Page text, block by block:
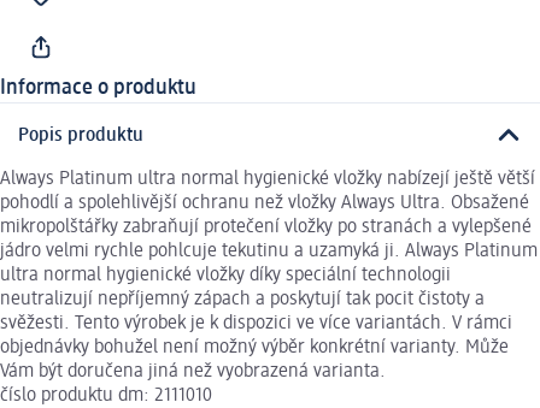
Informace o produktu
Popis produktu
Always Platinum ultra normal hygienické vložky nabízejí ještě větší
pohodlí a spolehlivější ochranu než vložky Always Ultra. Obsažené
mikropolštářky zabraňují protečení vložky po stranách a vylepšené
jádro velmi rychle pohlcuje tekutinu a uzamyká ji. Always Platinum
ultra normal hygienické vložky díky speciální technologii
neutralizují nepříjemný zápach a poskytují tak pocit čistoty a
svěžesti. Tento výrobek je k dispozici ve více variantách. V rámci
objednávky bohužel není možný výběr konkrétní varianty. Může
Vám být doručena jiná než vyobrazená varianta.
číslo produktu dm: 2111010